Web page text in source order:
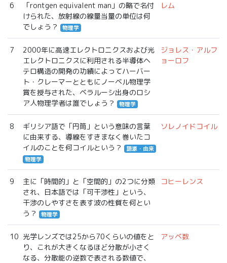
6
「rontgen equivalent man」の略で名付
けられた、放射線の線量当量の単位は何
でしょう？
物理学
レム
7
2000年に高速エレクトロニクスおよび光
エレクトロニクスに利用される半導体ヘ
テロ構造の開発の功績によってハーバー
ト・クレーマーとともにノーベル物理学
賞を授与された、ベラルーシ出身のロシ
ア人物理学者は誰でしょう？
物理学
ジョレス・アルフ
ョーロフ
8
ギリシア語で「円筒」という意味の言葉
に由来する、導線をすきまなく巻いたコ
イルのことを何コイルという？
語源・由来
物理学
ソレノイドコイル
9
主に「時間的」と「空間的」の2つに分類
され、日本語では「可干渉性」という、
干渉のしやすさを表す波の性質を何とい
う？
物理学
コヒーレンス
10 光学レンズでは25から70くらいの値をと
り、これが大きくなるほど分散が小さく
なる、分散能の逆数で表される数値で、
アッベ数